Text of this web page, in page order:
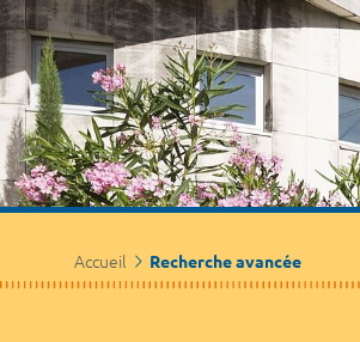
Accueil Recherche avancée